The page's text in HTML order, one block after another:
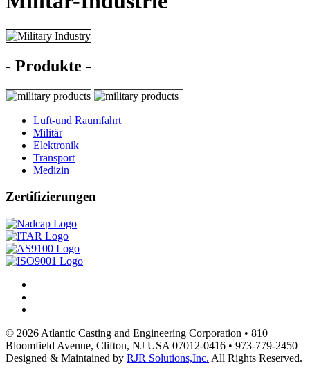
- Produkte -
Luft-und Raumfahrt
Militär
Elektronik
Transport
Medizin
Zertifizierungen
© 2026 Atlantic Casting and Engineering Corporation • 810
Bloomfield Avenue, Clifton, NJ USA 07012-0416 • 973-779-2450
Designed & Maintained by RJR Solutions,Inc. All Rights Reserved.